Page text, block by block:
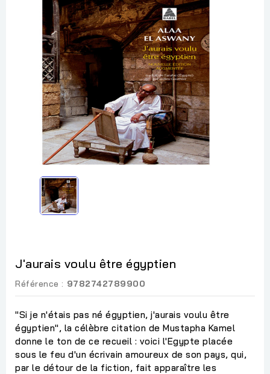
J'aurais voulu être égyptien
Référence : 9782742789900
"Si je n'étais pas né égyptien, j'aurais voulu être
égyptien", la célèbre citation de Mustapha Kamel
donne le ton de ce recueil : voici l'Egypte placée
sous le feu d'un écrivain amoureux de son pays, qui,
par le détour de la fiction, fait apparaître les